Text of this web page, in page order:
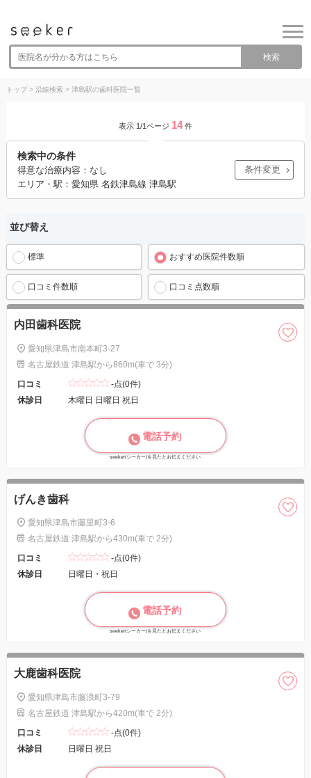
検索
トップ> 沿線検索> 津島駅の歯科医院一覧
表示 1/1ページ 14 件
検索中の条件
得意な治療内容：なし
エリア・駅：愛知県 名鉄津島線 津島駅
条件変更
並び替え
標準 おすすめ医院件数順
口コミ件数順 口コミ点数順
内田歯科医院
愛知県津島市南本町3-27
名古屋鉄道 津島駅から860m(車で 3分)
口コミ
-点(0件)
休診日
木曜日 日曜日 祝日
電話予約
seeker(シーカー)を見たとお伝えください
げんき歯科
愛知県津島市藤里町3-6
名古屋鉄道 津島駅から430m(車で 2分)
口コミ
-点(0件)
休診日
日曜日・祝日
電話予約
seeker(シーカー)を見たとお伝えください
大鹿歯科医院
愛知県津島市藤浪町3-79
名古屋鉄道 津島駅から420m(車で 2分)
口コミ
-点(0件)
休診日
日曜日 祝日